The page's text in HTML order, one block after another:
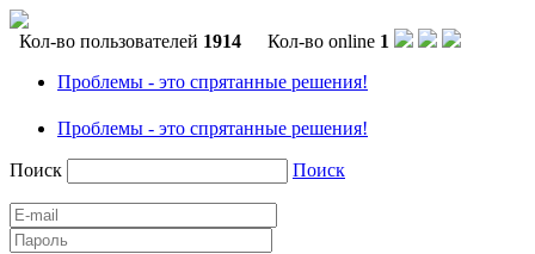
Кол-во пользователей 1914 Кол-во online 1
Проблемы - это спрятанные решения!
Проблемы - это спрятанные решения!
Поиск Поиск